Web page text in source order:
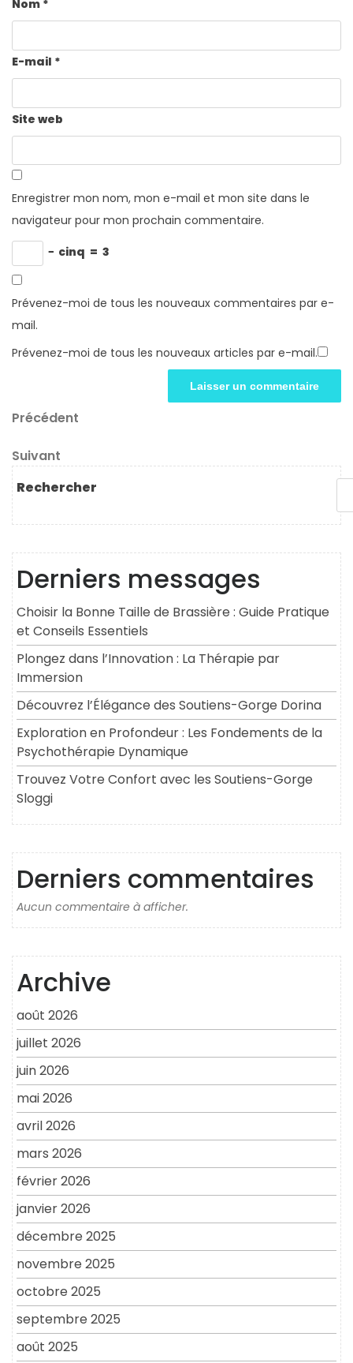
Nom *
E-mail *
Site web
Enregistrer mon nom, mon e-mail et mon site dans le
navigateur pour mon prochain commentaire.
− cinq = 3
Prévenez-moi de tous les nouveaux commentaires par e-
mail.
Prévenez-moi de tous les nouveaux articles par e-mail.
Navigation
de
l’article
Article
Précédent
Article
suivant
Suivant
Rechercher
Derniers messages
Choisir la Bonne Taille de Brassière : Guide Pratique
et Conseils Essentiels
Plongez dans l’Innovation : La Thérapie par
Immersion
Découvrez l’Élégance des Soutiens-Gorge Dorina
Exploration en Profondeur : Les Fondements de la
Psychothérapie Dynamique
Trouvez Votre Confort avec les Soutiens-Gorge
Sloggi
Derniers commentaires
Aucun commentaire à afficher.
Archive
août 2026
juillet 2026
juin 2026
mai 2026
avril 2026
mars 2026
février 2026
janvier 2026
décembre 2025
novembre 2025
octobre 2025
septembre 2025
août 2025